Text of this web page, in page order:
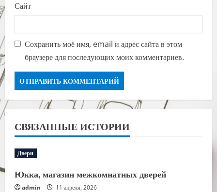
Сайт
Сохранить моё имя, email и адрес сайта в этом
браузере для последующих моих комментариев.
СВЯЗАННЫЕ ИСТОРИИ
Двери
Юкка, магазин межкомнатных дверей
admin 11 апреля, 2026